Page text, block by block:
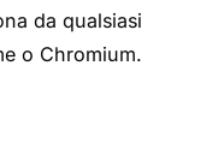
da qualsiasi
o Chromium.